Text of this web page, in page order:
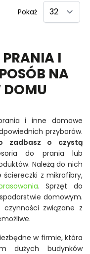
Pokaż
I
NA
DOMU
i inne domowe
przyborów.
zadbasz o czystą
do prania lub
Należą do nich
ściereczki z mikrofibry,
. Sprzęt do
domowym.
związane z
w firmie, która
dużych budynków